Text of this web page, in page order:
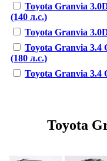
Toyota Granvia
(140 л.с.)
Toyota Granvia
Toyota Granvia 3.4
(180 л.с.)
Toyota Granvia 3.4
Toyota